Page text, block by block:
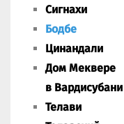
Сигнахи
Бодбе
Цинандали
Дом Меквере
в Вардисубани
Телави